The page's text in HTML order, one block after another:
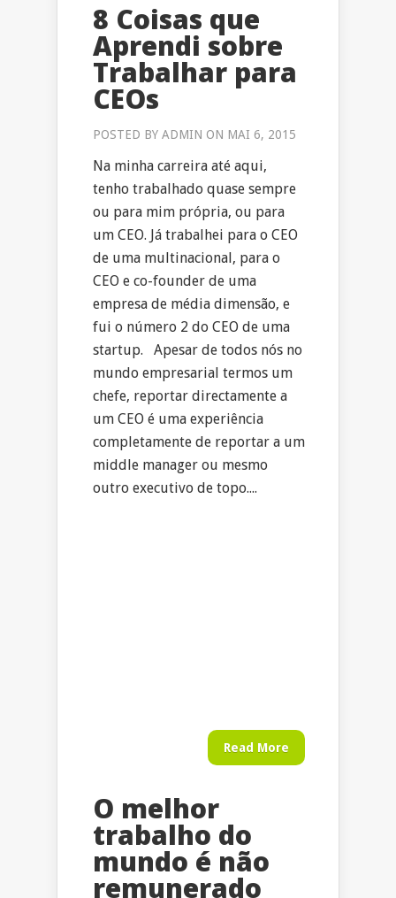
8 Coisas que
Aprendi sobre
Trabalhar para
CEOs
POSTED BY ADMIN ON MAI 6, 2015
Na minha carreira até aqui,
tenho trabalhado quase sempre
ou para mim própria, ou para
um CEO. Já trabalhei para o CEO
de uma multinacional, para o
CEO e co-founder de uma
empresa de média dimensão, e
fui o número 2 do CEO de uma
startup. Apesar de todos nós no
mundo empresarial termos um
chefe, reportar directamente a
um CEO é uma experiência
completamente de reportar a um
middle manager ou mesmo
outro executivo de topo....
Read More
O melhor
trabalho do
mundo é não
remunerado